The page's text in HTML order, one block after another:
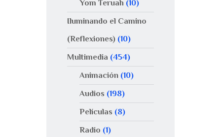
Yom Teruah (10)
Iluminando el Camino
(Reflexiones) (10)
Multimedia (454)
Animación(10)
Audios (198)
Películas (8)
Radio (1)